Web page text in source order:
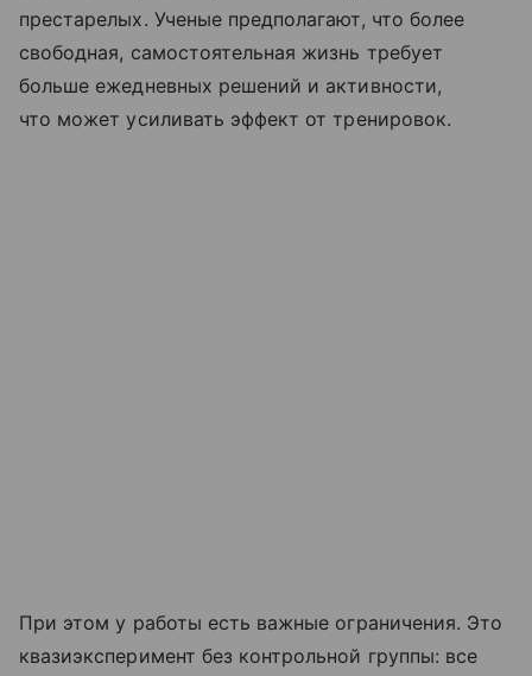
престарелых. Ученые предполагают, что более
свободная, самостоятельная жизнь требует
больше ежедневных решений и активности,
что может усиливать эффект от тренировок.
При этом у работы есть важные ограничения. Это
квазиэксперимент без контрольной группы: все